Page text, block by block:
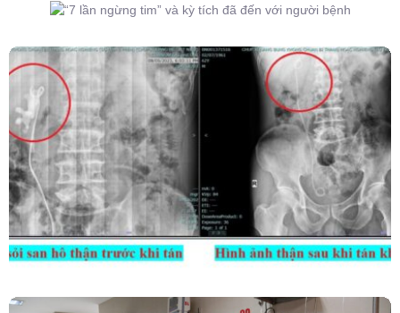
Người Bệnh
Kết Hợp Tán Sỏi Qua Da Và Tán Sỏi Nội Soi
Ống Mềm – Kỹ Thuật Cao Loại Bỏ Triệt Để Sỏi
San Hô Thận